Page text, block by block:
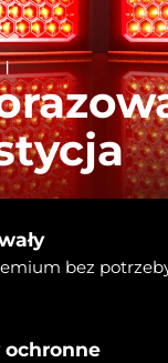
bez
ochronne